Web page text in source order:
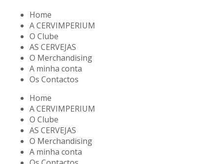
Home
A CERVIMPERIUM
O Clube
AS CERVEJAS
O Merchandising
A minha conta
Os Contactos
Home
A CERVIMPERIUM
O Clube
AS CERVEJAS
O Merchandising
A minha conta